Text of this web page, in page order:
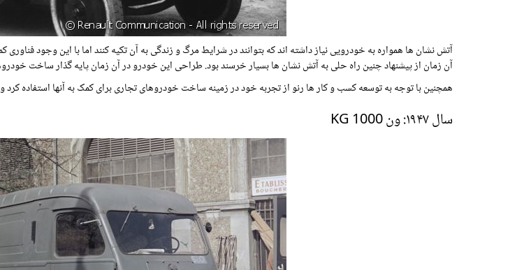
آتش نشان ها همواره به خودرویی نیاز داشته اند که بتوانند در شرایط مرگ و زندگی به آن تکیه کنند اما با این وجود
آن زمان از پیشنهاد چنین راه حلی به آتش نشان ها بسیار خرسند بود. طراحی این خودرو در آن زمان پایه گذار ساخت
همچنین با توجه به توسعه کسب و کار ها رنو از تجربه خود در زمینه ساخت خودروهای تجاری برای کمک به آنها
سال ۱۹۴۷: ون 1000 KG